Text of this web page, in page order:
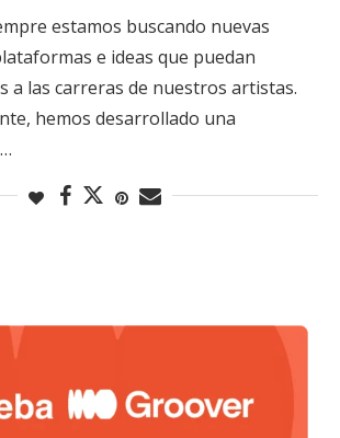
estamos buscando nuevas
e ideas que puedan
a las carreras de nuestros artistas.
hemos desarrollado una